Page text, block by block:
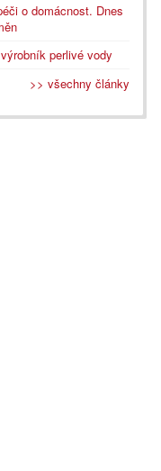
o domácnost. Dnes
perlivé vody
>> všechny články